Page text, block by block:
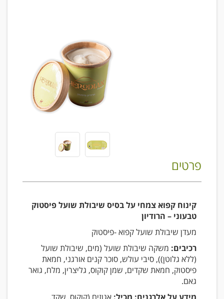
פרטים
קינוח קפוא צמחי על בסיס שיבולת שועל פיסטוק
טבעוני – הרודיון
מעדן שיבולת שועל קפוא -פיסטוק
רכיבים: משקה שיבולת שועל (מים, שיבולת שועל
(ללא גלוטן)), סיבי עולש, סוכר קנים אורגני, חמאת
פיסטוק, חמאת שקדים, שמן קוקוס, גליצרין, מלח, גואר
גאם.